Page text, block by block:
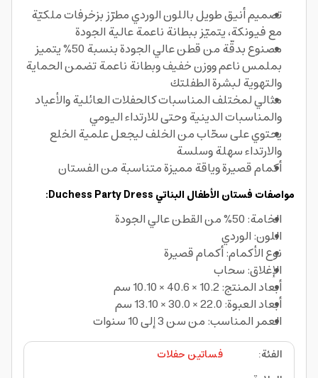
تصميم أنيق طويل باللون الوردي مطرّز بزخرفات ملكيّة
مع فيونكة، يتميّز ببطانة ناعمة عالية الجودة
مصنوع بدقّة من قطن عالي الجودة بنسبة 50% يتميز
بملمس ناعم ووزن خفيف وبطانة ناعمة تضمن الحماية
والتهوية لبشرة الطفلتك
مثالي لمختلف المناسبات كالحفلات العائلية والأعياد
والمناسبات الدينية وحتى للارتداء اليومي
يحتوي على سحّاب من الخلف ليجعل علمية الخلع
والارتداء سهلة وسلسة
أكمام قصيرة وياقة مميزة متناسبة من الفستان
مواصفات فستان الأطفال البناتي Duchess Party Dress:
الخامة: 50% من القطن عالي الجودة
اللون: الوردي
نوع الأكمام: أكمام قصيرة
الإغلاق: سحاب
أبعاد المنتج: 10.2 × 40.6 × 10.10 سم
أبعاد العبوة: 22.0 × 30.0 × 13.10 سم
العمر المناسب: من سن 3 إلى 10 سنوات
الفئة:
فساتين حفلات